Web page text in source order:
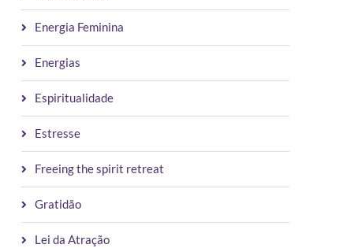
Energia Feminina
Energias
Espiritualidade
Estresse
Freeing the spirit retreat
Gratidão
Lei da Atração